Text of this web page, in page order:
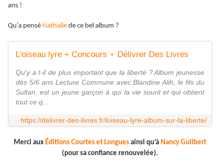
ans !
Qu’a pensé Nathalie de ce bel album ?
L'oiseau lyre + Concours ⋆ Délivrer Des Livres
Qu'y a t-il de plus important que la liberté ? Album jeunesse
dès 5/6 ans Lecture Commune avec Blandine Alih, le fils du
Sultan, est un jeune garçon à qui la vie sourit et qui obtient
tout ce q...
https://delivrer-des-livres.fr/loiseau-lyre-album-sur-la-liberte/
Merci aux Éditions Courtes et Longues ainsi qu’à Nancy Guilbert
(pour sa confiance renouvelée).